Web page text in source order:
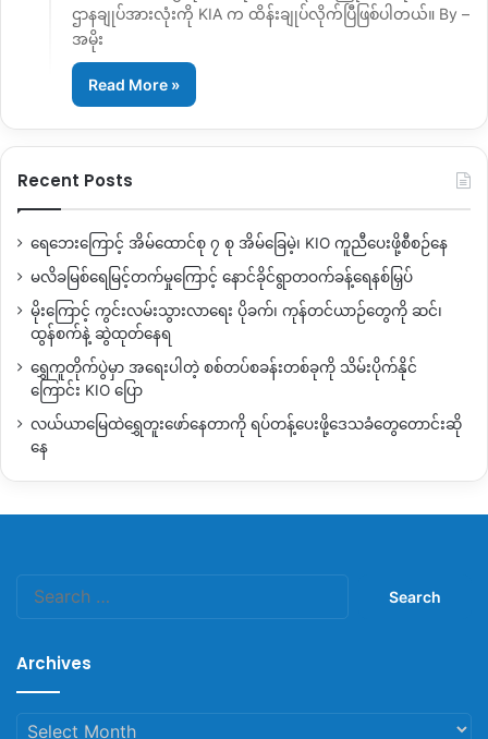
ဌာနချုပ်အားလုံးကို KIA က ထိန်းချုပ်လိုက်ပြီဖြစ်ပါတယ်။ By –
အမိုး
Read More »
Recent Posts
ရေဘေးကြောင့် အိမ်ထောင်စု ၇ စု အိမ်ခြေမဲ့၊ KIO ကူညီပေးဖို့စီစဉ်နေ
မလိခမြစ်ရေမြင့်တက်မှုကြောင့် နောင်ခိုင်ရွာတဝက်ခန့်ရေနစ်မြှပ်
မိုးကြောင့် ကွင်းလမ်းသွားလာရေး ပိုခက်၊ ကုန်တင်ယာဉ်တွေကို ဆင်၊
ထွန်စက်နဲ့ ဆွဲထုတ်နေရ
ရွှေကူတိုက်ပွဲမှာ အရေးပါတဲ့ စစ်တပ်စခန်းတစ်ခုကို သိမ်းပိုက်နိုင်
ကြောင်း KIO ပြော
လယ်ယာမြေထဲရွှေတူးဖော်နေတာကို ရပ်တန့်ပေးဖို့ဒေသခံတွေတောင်းဆို
နေ
Archives
Archives